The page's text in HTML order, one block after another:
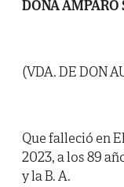
DOÑA AMPARO
(VDA. DE DON
Que falleció en
2023, a los 89
y la B. A.